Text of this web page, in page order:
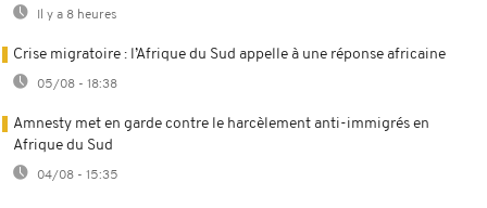
Il y a 8 heures
Crise migratoire : l’Afrique du Sud appelle à une réponse africaine
05/08 - 18:38
Amnesty met en garde contre le harcèlement anti-immigrés en
Afrique du Sud
04/08 - 15:35